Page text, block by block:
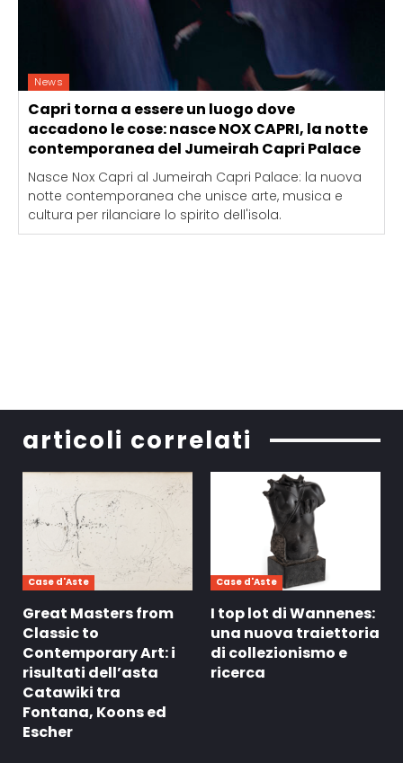
News
Capri torna a essere un luogo dove
accadono le cose: nasce NOX CAPRI, la notte
contemporanea del Jumeirah Capri Palace
Nasce Nox Capri al Jumeirah Capri Palace: la nuova
notte contemporanea che unisce arte, musica e
cultura per rilanciare lo spirito dell'isola.
articoli correlati
Case d'Aste
Great Masters from
Classic to
Contemporary Art: i
risultati dell’asta
Catawiki tra
Fontana, Koons ed
Escher
Case d'Aste
I top lot di Wannenes:
una nuova traiettoria
di collezionismo e
ricerca